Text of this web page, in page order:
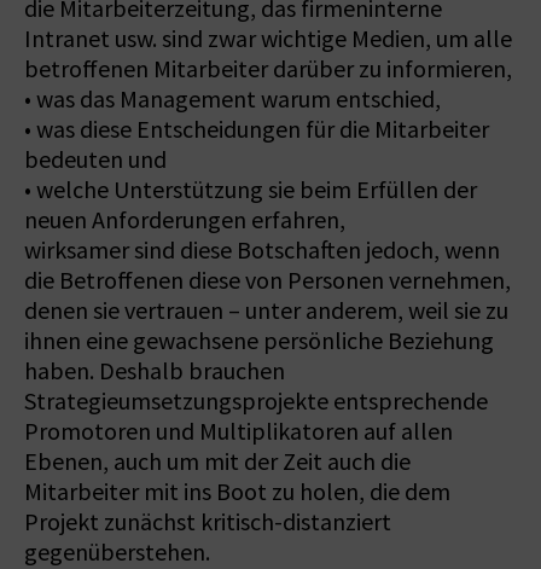
die Mitarbeiterzeitung, das firmeninterne
Intranet usw. sind zwar wichtige Medien, um alle
betroffenen Mitarbeiter darüber zu informieren,
• was das Management warum entschied,
• was diese Entscheidungen für die Mitarbeiter
bedeuten und
• welche Unterstützung sie beim Erfüllen der
neuen Anforderungen erfahren,
wirksamer sind diese Botschaften jedoch, wenn
die Betroffenen diese von Personen vernehmen,
denen sie vertrauen – unter anderem, weil sie zu
ihnen eine gewachsene persönliche Beziehung
haben. Deshalb brauchen
Strategieumsetzungsprojekte entsprechende
Promotoren und Multiplikatoren auf allen
Ebenen, auch um mit der Zeit auch die
Mitarbeiter mit ins Boot zu holen, die dem
Projekt zunächst kritisch-distanziert
gegenüberstehen.